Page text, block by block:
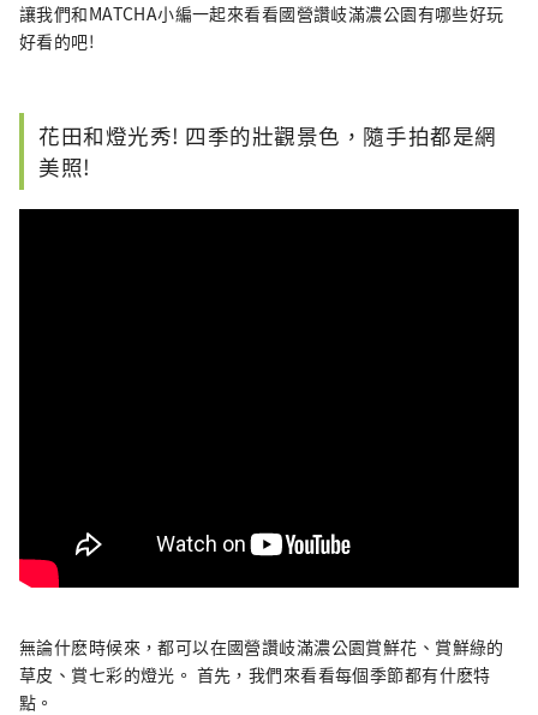
讓我們和MATCHA小編一起來看看國營讚岐滿濃公園有哪些好玩
好看的吧!
花田和燈光秀! 四季的壯觀景色，隨手拍都是網
美照!
無論什麽時候來，都可以在國營讚岐滿濃公園賞鮮花、賞鮮綠的
草皮、賞七彩的燈光。 首先，我們來看看每個季節都有什麽特
點。